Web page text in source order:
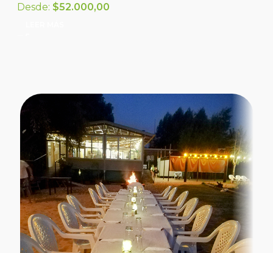
Desde: $52.000,00